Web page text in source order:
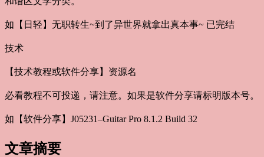
如【日轻】无职转生~到了异世界就拿出真本事~ 已完结
技术
【技术教程或软件分享】资源名
必看教程不可投递，请注意。如果是软件分享请标明版本号。
如【软件分享】J05231–Guitar Pro 8.1.2 Build 32
文章摘要